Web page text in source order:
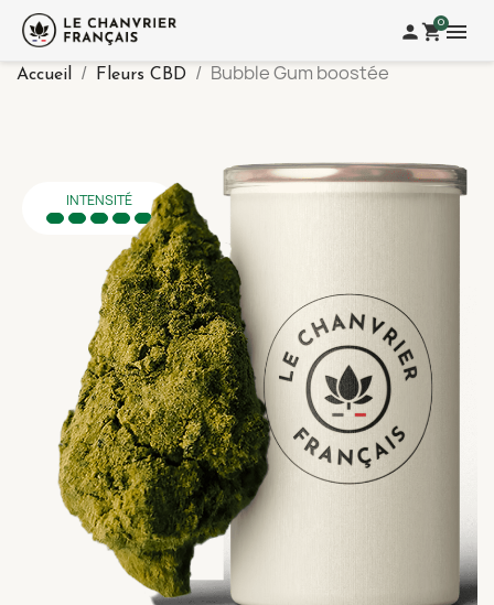
personshopping_cart0menu
Accueil Fleurs CBD Bubble Gum boostée
INTENSITÉ